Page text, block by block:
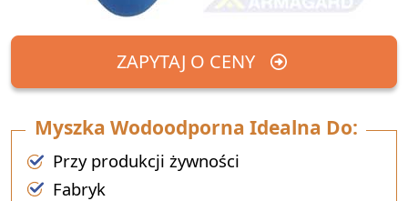
ZAPYTAJ O CENY
Myszka Wodoodporna Idealna Do:
Przy produkcji żywności
Fabryk